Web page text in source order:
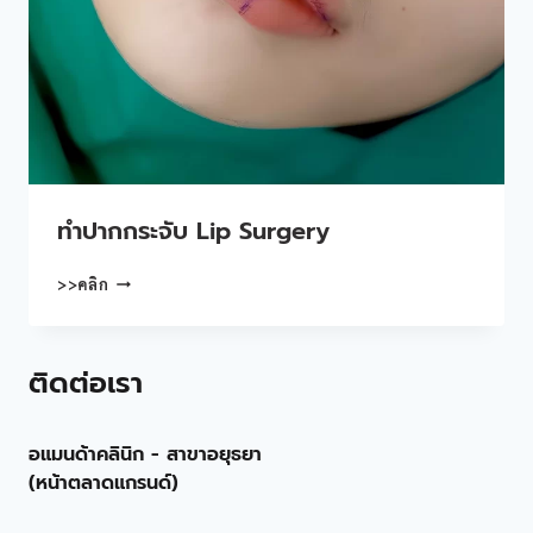
ทําปากกระจับ Lip Surgery
>>คลิก ทํา
SURGERY
ติดต่อเรา
อแมนด้าคลินิก - สาขาอยุธยา
(หน้าตลาดแกรนด์)